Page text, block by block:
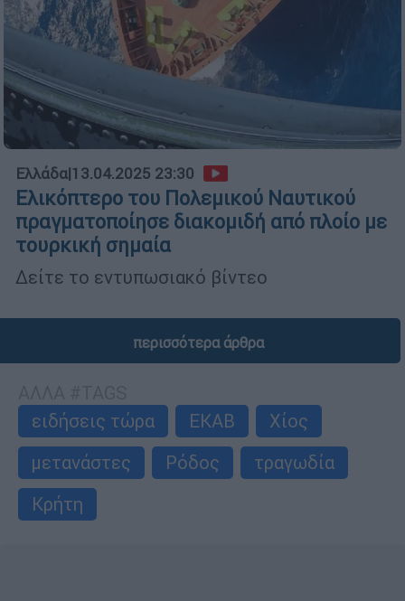
Ελλάδα|13.04.2025 23:30
Ελικόπτερο του Πολεμικού Ναυτικού
πραγματοποίησε διακομιδή από πλοίο με
τουρκική σημαία
Δείτε το εντυπωσιακό βίντεο
περισσότερα άρθρα
ειδήσεις τώρα
ΕΚΑΒ
Χίος
μετανάστες
Ρόδος
τραγωδία
Κρήτη